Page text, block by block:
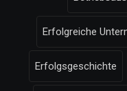
Erfolgreiche
Erfolgsgeschichte